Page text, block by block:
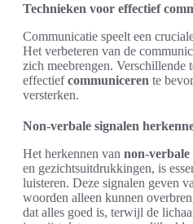
Technieken voor effectief
Communicatie speelt een
Het verbeteren van de
zich meebrengen. Verschillende
effectiefcommuniceren te
versterken.
Non-verbale signalen
Het herkennen van non-verbale
en gezichtsuitdrukkingen, is
luisteren. Deze signalen geven
woorden alleen kunnen
dat alles goed is, terwijl de